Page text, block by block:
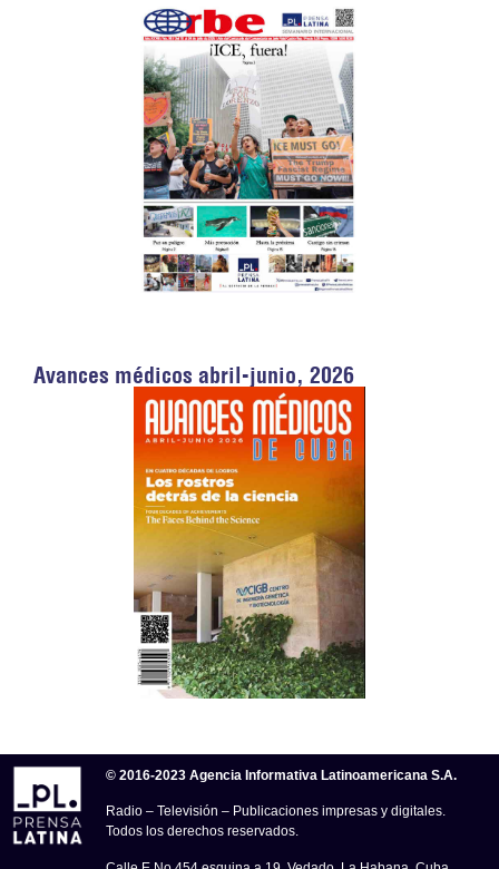
Avances médicos abril-junio, 2026
© 2016-2023 Agencia Informativa Latinoamericana S.A.
Radio – Televisión – Publicaciones impresas y digitales.
Todos los derechos reservados.